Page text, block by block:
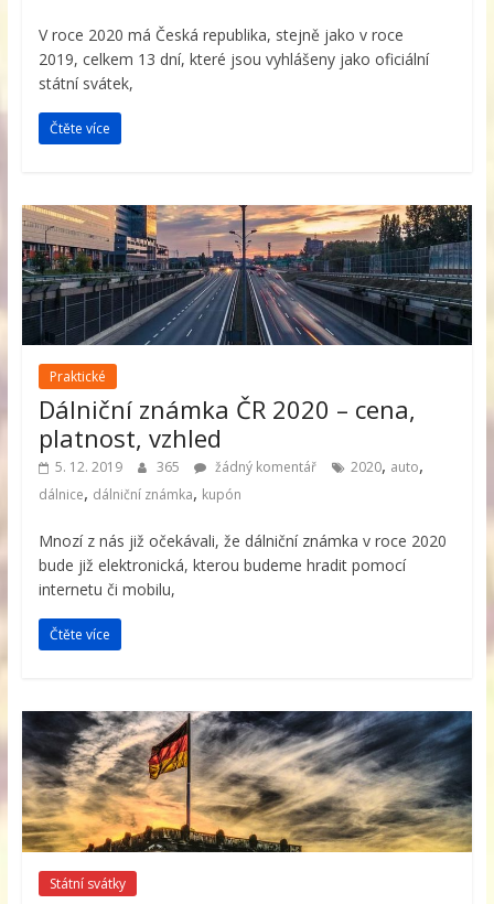
V roce 2020 má Česká republika, stejně jako v roce
2019, celkem 13 dní, které jsou vyhlášeny jako oficiální
státní svátek,
Čtěte více
Praktické
Dálniční známka ČR 2020 – cena,
platnost, vzhled
5. 12. 2019 365 žádný komentář 2020, auto,
dálnice, dálniční známka, kupón
Mnozí z nás již očekávali, že dálniční známka v roce 2020
bude již elektronická, kterou budeme hradit pomocí
internetu či mobilu,
Čtěte více
Státní svátky